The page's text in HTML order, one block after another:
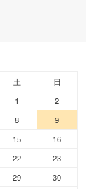
土
日
1
2
8
9
15
16
22
23
29
30